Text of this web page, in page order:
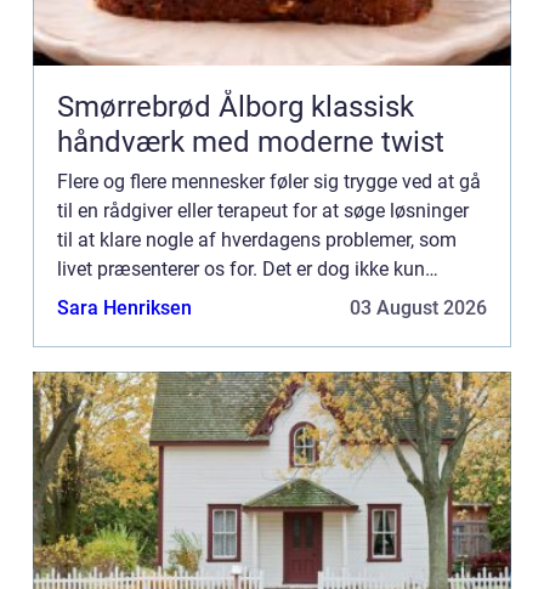
Smørrebrød Ålborg klassisk
håndværk med moderne twist
Flere og flere mennesker føler sig trygge ved at gå
til en rådgiver eller terapeut for at søge løsninger
til at klare nogle af hverdagens problemer, som
livet præsenterer os for. Det er dog ikke kun
individuel rådgivning, der kan hjælpe os med at
Sara Henriksen 03 August 2026